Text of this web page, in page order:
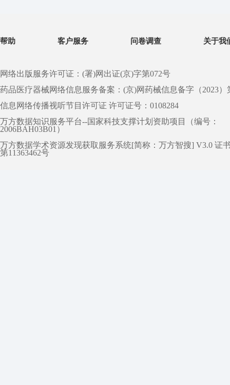
帮助 客户服务 问卷调查 关于我
网络出版服务许可证：(署)网出证(京)字第072号
药品医疗器械网络信息服务备案：(京)网药械信息备字（2023）
信息网络传播视听节目许可证 许可证号：0108284
万方数据知识服务平台--国家科技支撑计划资助项目（编号：
2006BAH03B01）
万方数据学术资源发现获取服务系统[简称：万方智搜] V3.0 证
第11363462号